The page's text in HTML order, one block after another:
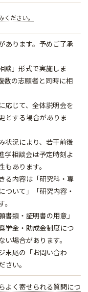
ださい。
あります。予めご了承
談」形式で実施しま
数の志願者と同時に相
応じて、全体説明会を
とする場合がありま
状況により、若干前後
学相談会は予定時刻よ
もあります。
る内容は「研究科・専
ついて」「研究内容・
書類・証明書の用意」
学金・助成金制度につ
場合があります。
末尾の「お問い合わ
さい。
よく寄せられる質問につ